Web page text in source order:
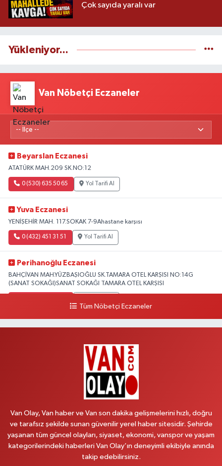
Çok sayıda yaralı var
Yükleniyor...
Van Nöbetçi Eczaneler
Beyarslan Eczanesi
ATATÜRK MAH.209 SK.NO:12
0 (530) 635 50 65 Yol Tarifi Al
Yuva Eczanesi
YENİŞEHİR MAH. 117.SOKAK 7-9Ahastane karşısı
0 (432) 451 31 51 Yol Tarifi Al
Perihanoğlu Eczanesi
BAHÇİVAN MAH.YÜZBAŞIOĞLU SK.TAMARA OTEL KARŞISI NO:14G
(SANAT SOKAĞI)SANAT SOKAĞI TAMARA OTEL KARŞISI
Yol Tarifi Al
BEYAZIT MAH.ZEYLAN CADDESİ OKYANUS GİYİM YANI NO:1
Afşar Eczanesi
Kazım Karabekir cad.Eski Araştırma Hastanesi karşısı (kent park karşısı )
Tüm Nöbetçi Eczaneler
Van Olay, Van haber ve Van son dakika gelişmelerini hızlı, doğru
ve tarafsız şekilde sunan güvenilir yerel haber sitesidir. Şehirde
yaşanan tüm güncel olayları, siyaset, ekonomi, vanspor ve yaşam
kategorilerindeki haberleri Van Olay’ın deneyimli ekibiyle anında
takip edebilirsiniz.